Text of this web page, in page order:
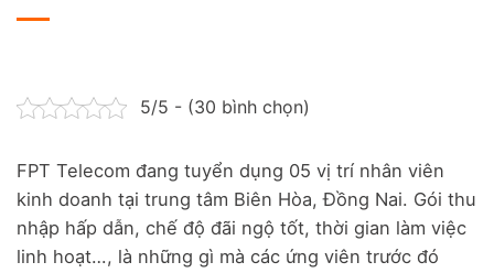
5/5 - (30 bình chọn)
FPT Telecom đang tuyển dụng 05 vị trí nhân viên
kinh doanh tại trung tâm Biên Hòa, Đồng Nai. Gói thu
nhập hấp dẫn, chế độ đãi ngộ tốt, thời gian làm việc
linh hoạt…, là những gì mà các ứng viên trước đó